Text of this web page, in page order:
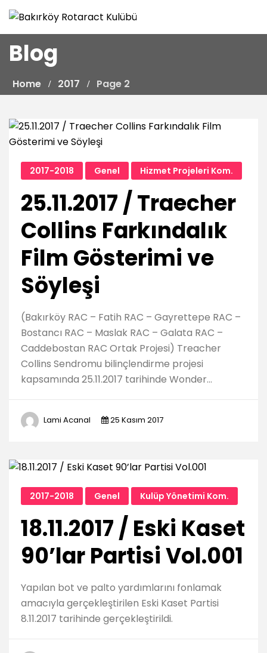
Skip
to
content
Blog
Home 2017 Page 2
2017-2018 Genel Hizmet Projeleri Kom.
25.11.2017 / Traecher
Collins Farkındalık
Film Gösterimi ve
Söyleşi
(Bakırköy RAC – Fatih RAC – Gayrettepe RAC –
Bostancı RAC – Maslak RAC – Galata RAC –
Caddebostan RAC Ortak Projesi) Treacher
Collins Sendromu bilinçlendirme projesi
kapsamında 25.11.2017 tarihinde Wonder…
Lami Acanal 25 Kasım 2017
2017-2018 Genel Kulüp Yönetimi Kom.
18.11.2017 / Eski Kaset
90’lar Partisi Vol.001
Yapılan bot ve palto yardımlarını fonlamak
amacıyla gerçekleştirilen Eski Kaset Partisi
8.11.2017 tarihinde gerçekleştirildi.